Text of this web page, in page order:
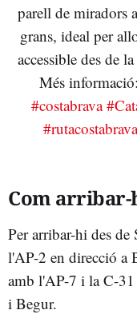
parell de miradors
grans, ideal per
accessible des de
Més
#costabrava
#rutacostabrava
Com arribar-
Per arribar-hi des de
l'AP-2 en direcció a
amb l'AP-7 i la C-
i Begur.